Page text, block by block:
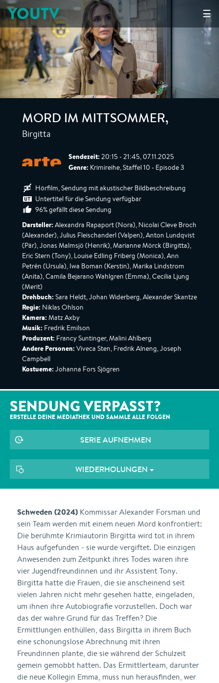
☰
YOUTV
MORD IM MITTSOMMER,
Birgitta
Sendezeit: 20:15 - 21:45, 07.11.2025
Genre: Krimireihe, Staffel 10 - Episode 3
Hörfilm, Sendung mit akustischer Bildbeschreibung
Untertitel für die Sendung verfügbar
96% gefällt diese Sendung
Darsteller: Alexandra Rapaport (Nora), Nicolai Cleve Broch
(Alexander), Julius Fleischanderl (Valpen), Anton Lundqvist
(Pär), Jonas Malmsjö (Henrik), Marianne Mörck (Birgitta),
Eric Stern (Tony), Louise Edling Friberg (Monica), Ann
Petrén (Ursula), Iwa Boman (Kerstin), Marika Lindstrom
(Anita), Camila Bejarano Wahlgren (Emma), Cecilia Ljung
(Merit)
Drehbuch: Sara Heldt, Johan Widerberg, Alexander Skantze
Regie: Niklas Ohlson
Kamera: Matz Axby
Musik: Fredrik Emilson
Produzent: Francy Suntinger, Malini Ahlberg
Andere Personen: Viveca Sten, Fredrik Alneng, Joseph
Campbell
Kostueme: Johanna Fors Sjögren
SENDUNG VERPASST?
ERSTELLE DEINE MEDIATHEK UND SAMMLE ALLE FOLGEN
SERIE AUFNEHMEN
WIEDERHOLUNGEN
Schweden (2024) Kommissar Alexander Forsman und
sein Team werden mit einem neuen Mord konfrontiert:
Die berühmte Krimiautorin Birgitta wird tot in ihrem
Haus aufgefunden - sie wurde vergiftet. Die einzigen
Anwesenden zum Zeitpunkt ihres Todes waren ihre
vier Jugendfreundinnen und ihr Assistent Tony.
Birgitta hatte die Frauen, die sie anscheinend seit
vielen Jahren nicht mehr gesehen hatte, eingeladen,
um ihnen ihre Autobiografie vorzustellen. Doch war
das der wahre Grund für das Treffen? Die
Ermittlungen enthüllen, dass Birgitta in ihrem Buch
eine schonungslose Abrechnung mit ihren
Freundinnen plante, die sie während der Schulzeit
gemein gemobbt hatten. Das Ermittlerteam, darunter
die neue Kollegin Emma, muss nun herausfinden, wer